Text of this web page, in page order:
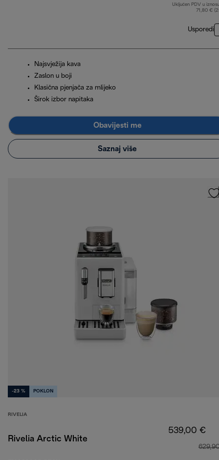
Uključen PDV u
71,80 €
Usporedi
Najsvježija kava
Zaslon u boji
Klasična pjenjača za mlijeko
Širok izbor napitaka
Obavijesti me
Saznaj više
-23 % POKLON
RIVELIA
Rivelia Arctic White
539,00 €